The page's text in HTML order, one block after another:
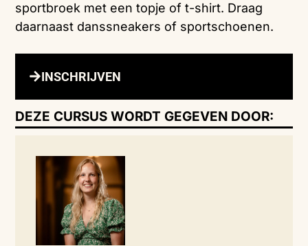
sportbroek met een topje of t-shirt. Draag
daarnaast danssneakers of sportschoenen.
INSCHRIJVEN
DEZE CURSUS WORDT GEGEVEN DOOR: